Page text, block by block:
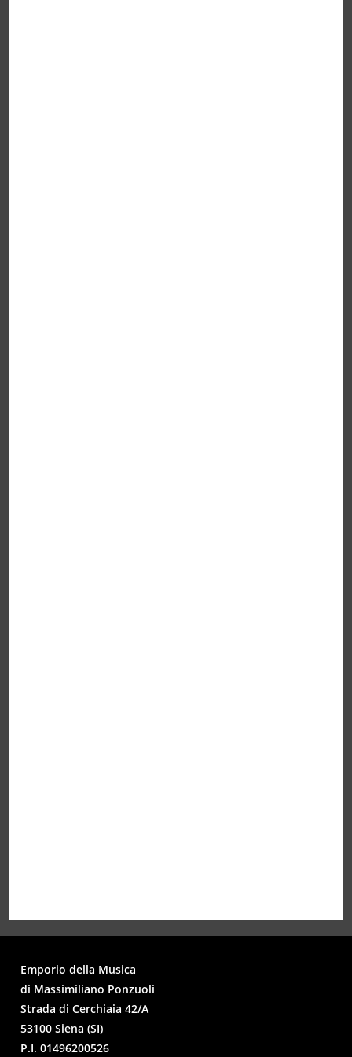
Emporio della Musica
di Massimiliano Ponzuoli
Strada di Cerchiaia 42/A
53100 Siena (SI)
P.I. 01496200526